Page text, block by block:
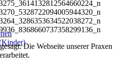
Die Webseite unserer Praxen